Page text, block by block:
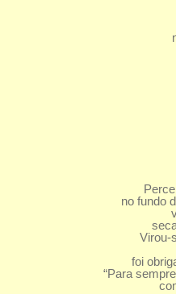
e
na
o
e
no fundo da
viu
Virou-se
foi
“Para sempre
como